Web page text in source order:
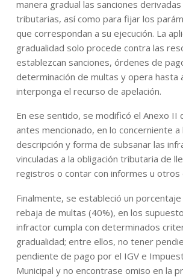
manera gradual las sanciones
tributarias, así como para fijar los
que correspondan a su ejecución. La
gradualidad solo procede contra las
establezcan sanciones, órdenes de
determinación de multas y opera hasta
interponga el recurso de apelación.
En ese sentido, se modificó el Anexo II
antes mencionado, en lo concerniente a
descripción y forma de subsanar las
vinculadas a la obligación tributaria de
registros o contar con informes u otros
Finalmente, se estableció un porcentaje
rebaja de multas (40%), en los
infractor cumpla con determinados
gradualidad; entre ellos, no tener
pendiente de pago por el IGV e
Municipal y no encontrase omiso en la